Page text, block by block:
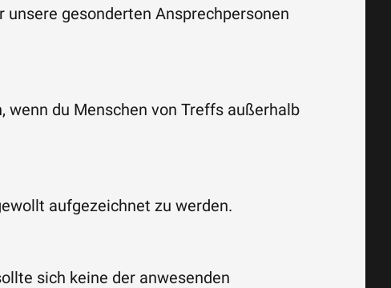
gesonderten Ansprechpersonen
du Menschen von Treffs außerhalb
aufgezeichnet zu werden.
sich keine der anwesenden